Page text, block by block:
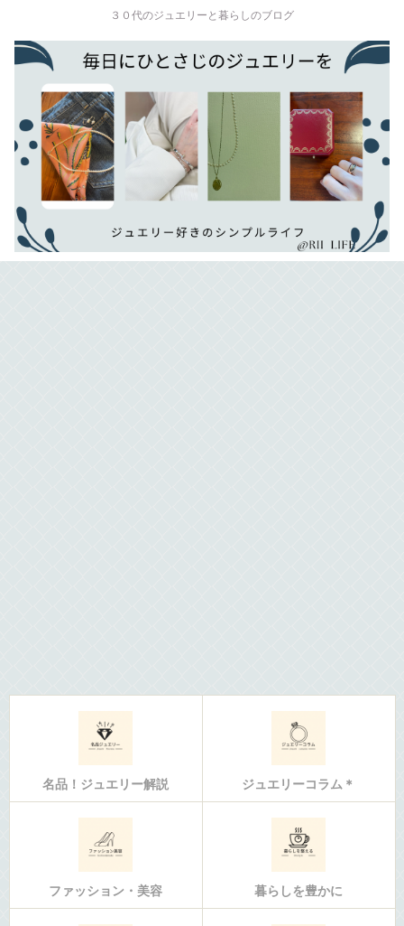
３０代のジュエリーと暮らしのブログ
名品！ジュエリー解説 ジュエリーコラム＊
ファッション・美容 暮らしを豊かに